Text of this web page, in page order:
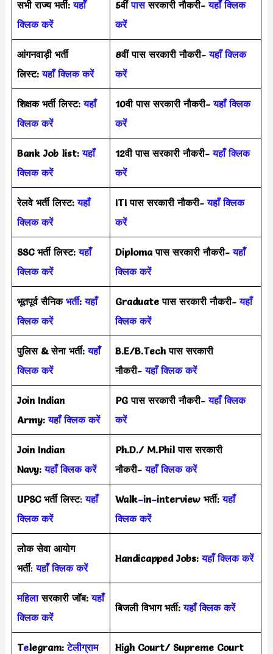
सभी राज्य भर्ती: यहाँ
क्लिक करें
5वींपाससरकारी नौकरी- यहाँ क्लिक
करें
आंगनवाड़ी भर्ती
लिस्ट: यहाँ क्लिक करें
8वीं पास सरकारी नौकरी- यहाँ क्लिक
करें
शिक्षक भर्ती लिस्ट: यहाँ
क्लिक करें
10वी पास सरकारी नौकरी- यहाँ क्लिक
करें
Bank Job list: यहाँ
क्लिक करें
12वी पास सरकारी नौकरी- यहाँ क्लिक
करें
रेलवे भर्ती लिस्ट: यहाँ
क्लिक करें
ITI पास सरकारी नौकरी- यहाँ क्लिक
करें
SSC भर्ती लिस्ट: यहाँ
क्लिक करें
Diploma पास सरकारी नौकरी- यहाँ
क्लिक करें
भूतपूर्व सैनिक भर्ती: यहाँ
क्लिक करें
Graduate पास सरकारी नौकरी- यहाँ
क्लिक करें
पुलिस & सेना भर्ती: यहाँ
क्लिक करें
B.E/B.Tech पास सरकारी
नौकरी- यहाँ क्लिक करें
Join Indian
Army:यहाँ क्लिक करें
PG पास सरकारी नौकरी- यहाँ क्लिक
करें
Join Indian
Navy:यहाँ क्लिक करें
Ph.D./ M.Phil पास सरकारी
नौकरी- यहाँ क्लिक करें
UPSC भर्ती लिस्ट:यहाँ
क्लिक करें
Walk–in–interview भर्ती:यहाँ
क्लिक करें
लोक सेवा आयोग
भर्ती:यहाँ क्लिक करें
Handicapped Jobs:यहाँ क्लिक करें
महिलासरकारी जॉब: यहाँ
क्लिक करें
बिजली विभाग भर्ती:यहाँ क्लिक करें
Telegram: टेलीग्राम
High Court/ Supreme Court